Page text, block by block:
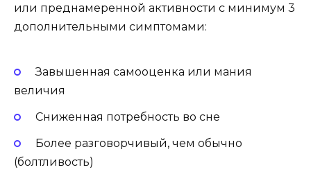
или преднамеренной активности с минимум 3
дополнительными симптомами:
Завышенная самооценка или мания
величия
Сниженная потребность во сне
Более разговорчивый, чем обычно
(болтливость)